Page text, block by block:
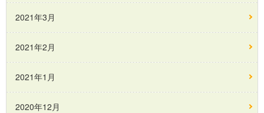
2021年3月
2021年2月
2021年1月
2020年12月